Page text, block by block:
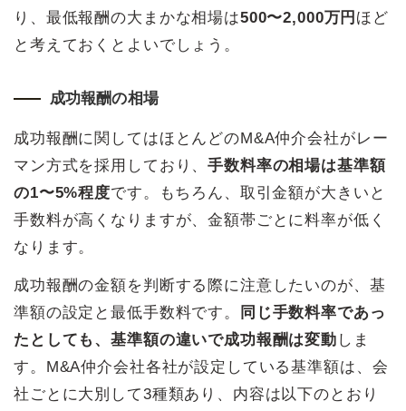
り、最低報酬の大まかな相場は500〜2,000万円 ほど
と考えておくとよいでしょう。
成功報酬の相場
成功報酬に関してはほとんどのM&A仲介会社がレー
マン方式を採用しており、手数料率の相場は基準額
の1〜5%程度です。もちろん、取引金額が大きいと
手数料が高くなりますが、金額帯ごとに料率が低く
なります。
成功報酬の金額を判断する際に注意したいのが、基
準額の設定と最低手数料です。
同じ手数料率であっ
たとしても、基準額の違いで成功報酬は変動 しま
す。M&A仲介会社各社が設定している基準額は、会
社ごとに大別して3種類あり、内容は以下のとおり